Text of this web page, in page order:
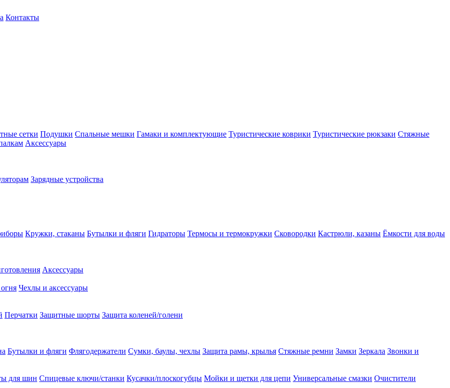
Контакты
сетки Подушки Спальные мешки Гамаки и комплектующие Туристические коврики Туристические рюкзаки Стяжные
Аксессуары
Зарядные устройства
Кружки, стаканы Бутылки и фляги Гидраторы Термосы и термокружки Сковородки Кастрюли, казаны Ёмкости для воды
Аксессуары
Чехлы и аксессуары
Перчатки Защитные шорты Защита коленей/голени
Бутылки и фляги Флягодержатели Сумки, баулы, чехлы Защита рамы, крылья Стяжные ремни Замки Зеркала Звонки и
для шин Спицевые ключи/станки Кусачки/плоскогубцы Мойки и щетки для цепи Универсальные смазки Очистители